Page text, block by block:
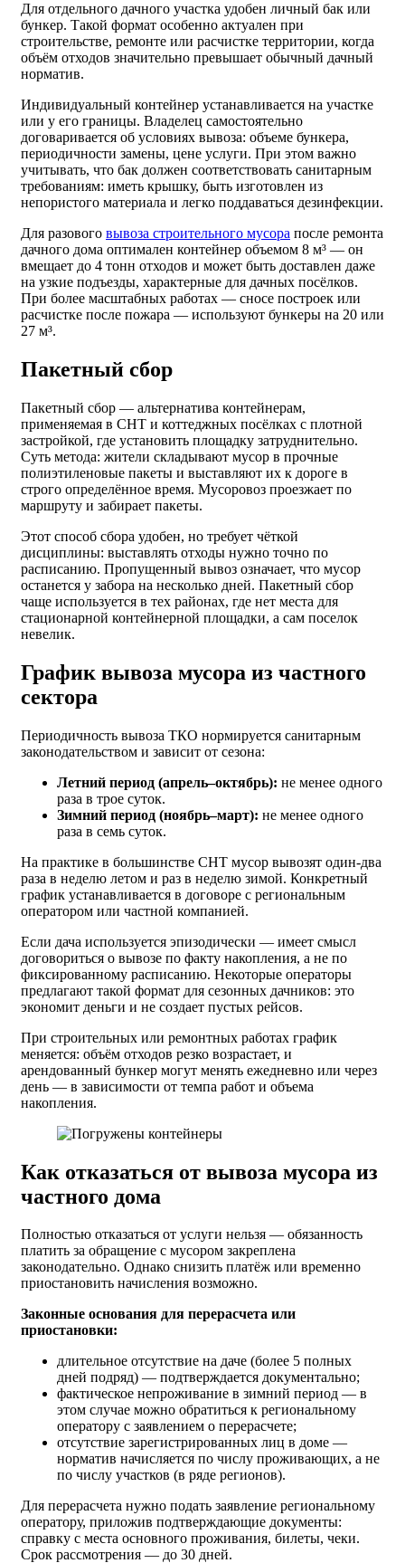
Для отдельного дачного участка удобен личный бак или
бункер. Такой формат особенно актуален при
строительстве, ремонте или расчистке территории, когда
объём отходов значительно превышает обычный дачный
норматив.
Индивидуальный контейнер устанавливается на участке
или у его границы. Владелец самостоятельно
договаривается об условиях вывоза: объеме бункера,
периодичности замены, цене услуги. При этом важно
учитывать, что бак должен соответствовать санитарным
требованиям: иметь крышку, быть изготовлен из
непористого материала и легко поддаваться дезинфекции.
Для разового вывоза строительного мусора после ремонта
дачного дома оптимален контейнер объемом 8 м³ — он
вмещает до 4 тонн отходов и может быть доставлен даже
на узкие подъезды, характерные для дачных посёлков.
При более масштабных работах — сносе построек или
расчистке после пожара — используют бункеры на 20 или
27 м³.
Пакетный сбор
Пакетный сбор — альтернатива контейнерам,
применяемая в СНТ и коттеджных посёлках с плотной
застройкой, где установить площадку затруднительно.
Суть метода: жители складывают мусор в прочные
полиэтиленовые пакеты и выставляют их к дороге в
строго определённое время. Мусоровоз проезжает по
маршруту и забирает пакеты.
Этот способ сбора удобен, но требует чёткой
дисциплины: выставлять отходы нужно точно по
расписанию. Пропущенный вывоз означает, что мусор
останется у забора на несколько дней. Пакетный сбор
чаще используется в тех районах, где нет места для
стационарной контейнерной площадки, а сам поселок
невелик.
График вывоза мусора из частного
сектора
Периодичность вывоза ТКО нормируется санитарным
законодательством и зависит от сезона:
Летний период (апрель–октябрь): не менее одного
раза в трое суток.
Зимний период (ноябрь–март): не менее одного
раза в семь суток.
На практике в большинстве СНТ мусор вывозят один-два
раза в неделю летом и раз в неделю зимой. Конкретный
график устанавливается в договоре с региональным
оператором или частной компанией.
Если дача используется эпизодически — имеет смысл
договориться о вывозе по факту накопления, а не по
фиксированному расписанию. Некоторые операторы
предлагают такой формат для сезонных дачников: это
экономит деньги и не создает пустых рейсов.
При строительных или ремонтных работах график
меняется: объём отходов резко возрастает, и
арендованный бункер могут менять ежедневно или через
день — в зависимости от темпа работ и объема
накопления.
Как отказаться от вывоза мусора из
частного дома
Полностью отказаться от услуги нельзя — обязанность
платить за обращение с мусором закреплена
законодательно. Однако снизить платёж или временно
приостановить начисления возможно.
Законные основания для перерасчета или
приостановки:
длительное отсутствие на даче (более 5 полных
дней подряд) — подтверждается документально;
фактическое непроживание в зимний период — в
этом случае можно обратиться к региональному
оператору с заявлением о перерасчете;
отсутствие зарегистрированных лиц в доме —
норматив начисляется по числу проживающих, а не
по числу участков (в ряде регионов).
Для перерасчета нужно подать заявление региональному
оператору, приложив подтверждающие документы:
справку с места основного проживания, билеты, чеки.
Срок рассмотрения — до 30 дней.